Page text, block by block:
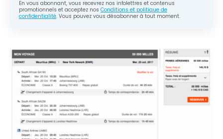
En vous abonnant, vous recevrez nos infolettres et contenus
promotionnels et acceptez nos Conditions et politique de
confidentialité. Vous pouvez vous désabonner à tout moment.